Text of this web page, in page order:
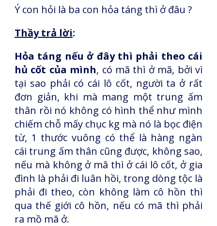
Ý con hỏi là ba con hỏa táng thì ở đâu ?
Thầy trả lời:
Hỏa táng nếu ở đây thì phải theo cái
hủ cốt của mình, có mã thì ở mã, bởi vì
tại sao phải có cái lô cốt, người ta ở rất
đơn giản, khi mà mang một trung ấm
thân rồi nó không có hình thể như mình
chiếm chỗ mấy chục kg mà nó là bọc điện
từ, 1 thước vuông có thể là hàng ngàn
cái trung ấm thân cũng được, không sao,
nếu mà không ở mã thì ở cái lô cốt, ở gia
đình là phải đi luân hồi, trong dòng tộc là
phải đi theo, còn không làm cô hồn thì
qua thế giới cô hồn, nếu có mã thì phải
ra mồ mã ở.